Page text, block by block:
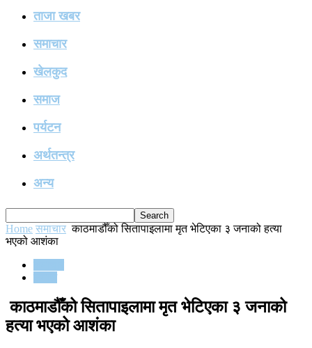
ताजा खबर
समाचार
खेलकुद
समाज
पर्यटन
अर्थतन्त्र
अन्य
Home समाचार काठमाडौँको सितापाइलामा मृत भेटिएका ३ जनाको हत्या
भएको आशंका
काठमाडौँको सितापाइलामा मृत भेटिएका ३ जनाको
हत्या भएको आशंका